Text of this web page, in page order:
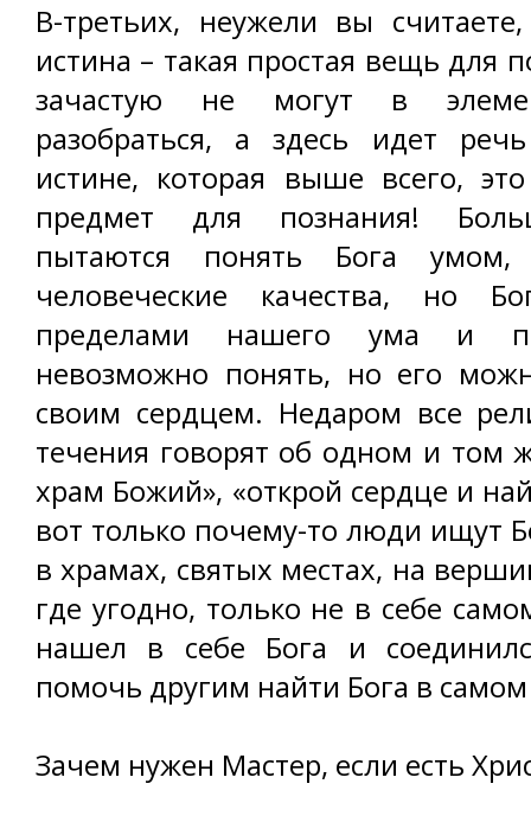
В-третьих, неужели вы
истина – такая простая вещь для
зачастую не могут в
разобраться, а здесь идет
истине, которая выше всего,
предмет для познания!
пытаются понять Бога умом,
человеческие качества, но
пределами нашего ума и
невозможно понять, но его
своим сердцем. Недаром все
течения говорят об одном и том
храм Божий», «открой сердце и
вот только почему-то люди ищут
в храмах, святых местах, на
где угодно, только не в себе
нашел в себе Бога и
помочь другим найти Бога в самом
Зачем нужен Мастер, если есть